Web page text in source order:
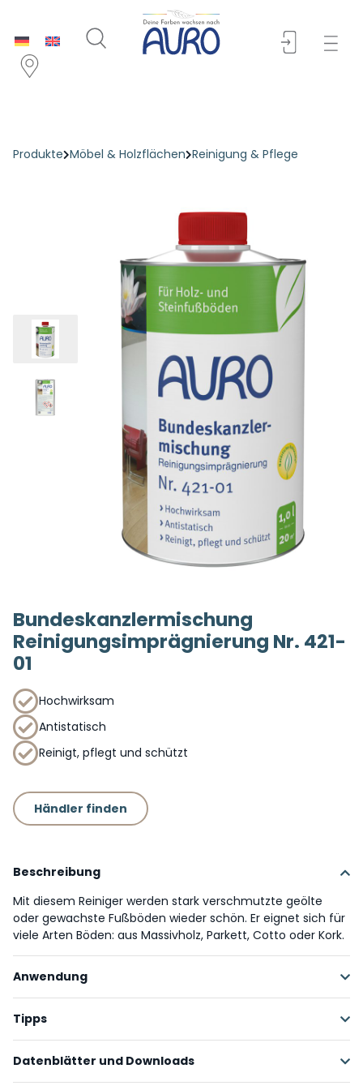
Produkte Möbel & Holzflächen Reinigung & Pflege
Bundeskanzlermischung
Reinigungsimprägnierung Nr. 421-
01
Hochwirksam
Antistatisch
Reinigt, pflegt und schützt
Händler finden
Beschreibung
Mit diesem Reiniger werden stark verschmutzte geölte
oder gewachste Fußböden wieder schön. Er eignet sich für
viele Arten Böden: aus Massivholz, Parkett, Cotto oder Kork.
Anwendung
Gleichmäßig unverdünnt mit Lappen, Pad, Bürste
aufnehmen. Dann die Oberfläche auspolieren.
Tipps
Durch das abschließende Auspolieren entsteht ein
Datenblätter und Downloads